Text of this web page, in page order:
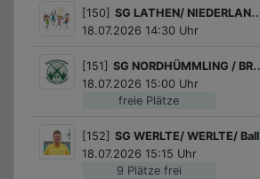
[150] SG LATHEN/ NIEDERLANGEN/ Laufen mit dem SV Niederlangen e.V.
18.07.2026 14:30 Uhr
freie Plätze
[151] SG NORDHÜMMLING / BREDDENBERG / Luftgewehr schießen
18.07.2026 15:00 Uhr
9 Plätze frei
[152] SG WERLTE/ WERLTE/ Ballspiele
18.07.2026 15:15 Uhr